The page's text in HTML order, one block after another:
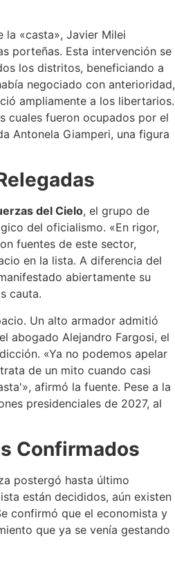
la «casta», Javier Milei
porteñas. Esta intervención se
los distritos, beneficiando a
negociado con anterioridad,
ampliamente a los libertarios.
cuales fueron ocupados por el
Antonela Giamperi, una figura
del Cielo, el grupo de
del oficialismo. «En rigor,
fuentes de este sector,
en la lista. A diferencia del
abiertamente su
cauta.
Un alto armador admitió
abogado Alejandro Fargosi, el
«Ya no podemos apelar
de un mito cuando casi
afirmó la fuente. Pese a la
presidenciales de 2027, al
Confirmados
postergó hasta último
están decididos, aún existen
confirmó que el economista y
que ya se venía gestando